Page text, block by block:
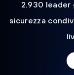
2.930
sicurezza